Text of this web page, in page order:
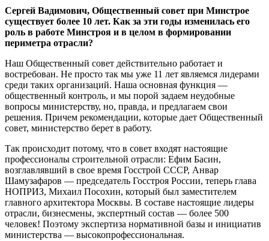
Сергей Вадимович, Общественный совет при Минстрое
существует более 10 лет. Как за эти годы изменилась его
роль в работе Минстроя и в целом в формировании
периметра отрасли?
Наш Общественный совет действительно работает и
востребован. Не просто так мы уже 11 лет являемся лидерами
среди таких организаций. Наша основная функция —
общественный контроль, и мы порой задаем неудобные
вопросы министерству, но, правда, и предлагаем свои
решения. Причем рекомендации, которые дает Общественный
совет, министерство берет в работу.
Так происходит потому, что в совет входят настоящие
профессионалы строительной отрасли: Ефим Басин,
возглавлявший в свое время Госстрой СССР, Анвар
Шамузафаров — председатель Госстроя России, теперь глава
НОПРИЗ, Михаил Посохин, который был заместителем
главного архитектора Москвы. В составе настоящие лидеры
отрасли, бизнесмены, экспертный состав — более 500
человек! Поэтому экспертиза нормативной базы и инициатив
министерства — высокопрофессиональная.